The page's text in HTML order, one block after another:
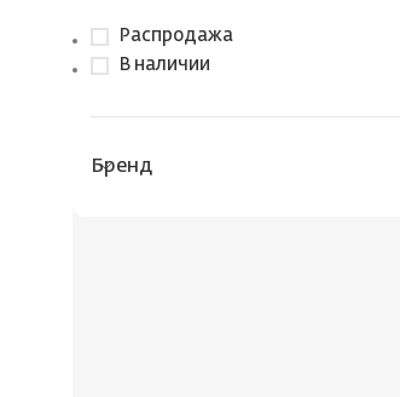
Распродажа
В наличии
Бренд